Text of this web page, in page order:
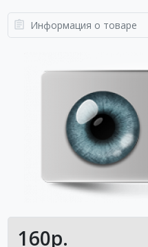
Информация о товаре
160р.